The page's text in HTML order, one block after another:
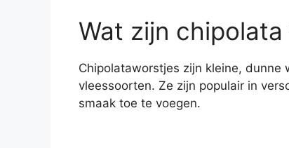
Wat zijn
Chipolataworstjes zijn kleine,
vleessoorten. Ze zijn populair in
smaak toe te voegen.